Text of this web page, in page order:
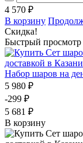
4 570 ₽
В корзину
Скидка!
Быстрый просмотр
Набор шаров на
5 980 ₽
-299 ₽
5 681 ₽
В корзину